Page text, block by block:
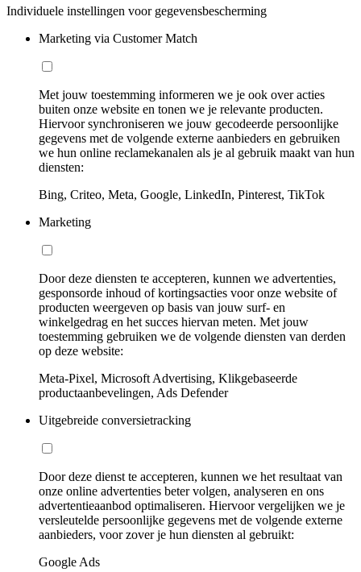
Individuele instellingen voor gegevensbescherming
Marketing via Customer Match
Met jouw toestemming informeren we je ook over acties
buiten onze website en tonen we je relevante producten.
Hiervoor synchroniseren we jouw gecodeerde persoonlijke
gegevens met de volgende externe aanbieders en gebruiken
we hun online reclamekanalen als je al gebruik maakt van hun
diensten:
Bing, Criteo, Meta, Google, LinkedIn, Pinterest, TikTok
Marketing
Door deze diensten te accepteren, kunnen we advertenties,
gesponsorde inhoud of kortingsacties voor onze website of
producten weergeven op basis van jouw surf- en
winkelgedrag en het succes hiervan meten. Met jouw
toestemming gebruiken we de volgende diensten van derden
op deze website:
Meta-Pixel, Microsoft Advertising, Klikgebaseerde
productaanbevelingen, Ads Defender
Uitgebreide conversietracking
Door deze dienst te accepteren, kunnen we het resultaat van
onze online advertenties beter volgen, analyseren en ons
advertentieaanbod optimaliseren. Hiervoor vergelijken we je
versleutelde persoonlijke gegevens met de volgende externe
aanbieders, voor zover je hun diensten al gebruikt:
Google Ads